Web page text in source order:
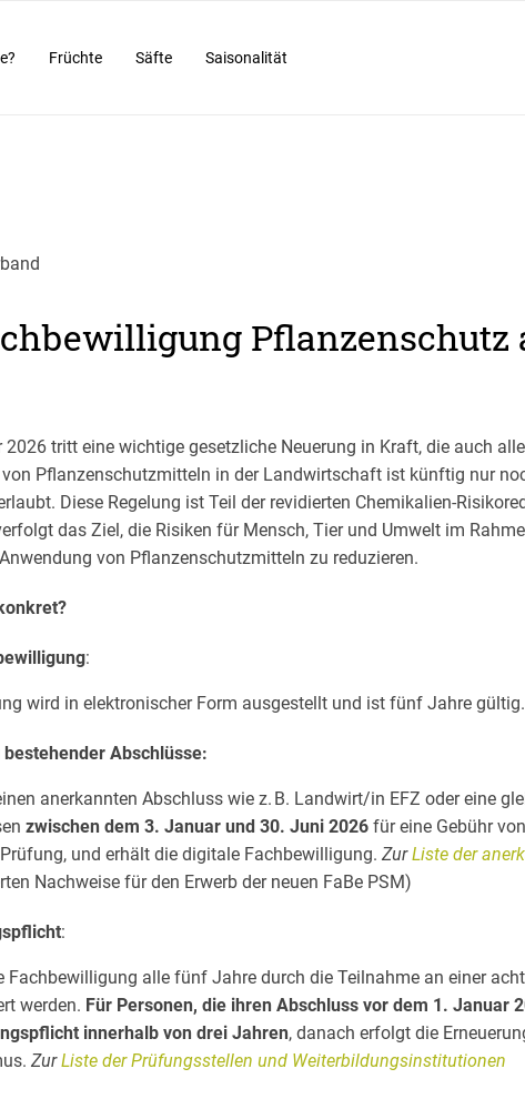
Früchte Säfte Saisonalität
Pflanzenschutz
2026 tritt eine wichtige gesetzliche Neuerung in Kraft, die auch
Pflanzenschutzmitteln in der Landwirtschaft ist künftig nur
Diese Regelung ist Teil der revidierten Chemikalien-
das Ziel, die Risiken für Mensch, Tier und Umwelt im
von Pflanzenschutzmitteln zu reduzieren.
:
wird in elektronischer Form ausgestellt und ist fünf Jahre gültig.
Abschlüsse:
anerkannten Abschluss wie z. B. Landwirt/in EFZ oder eine
zwischen dem 3. Januar und 30. Juni 2026 für eine Gebühr
und erhält die digitale Fachbewilligung. ZurListe der
Nachweise für den Erwerb der neuen FaBe PSM)
:
Fachbewilligung alle fünf Jahre durch die Teilnahme an einer
werden. Für Personen, die ihren Abschluss vor dem 1. Januar
innerhalb von drei Jahren, danach erfolgt die
ZurListe der Prüfungsstellen und Weiterbildungsinstitutionen